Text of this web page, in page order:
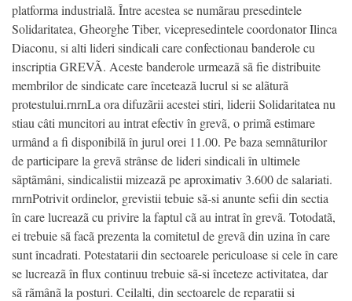
platforma industrialã. Între acestea se numãrau presedintele
Solidaritatea, Gheorghe Tiber, vicepresedintele coordonator Ilinca
Diaconu, si alti lideri sindicali care confectionau banderole cu
inscriptia GREVÃ. Aceste banderole urmeazã sã fie distribuite
membrilor de sindicate care înceteazã lucrul si se alãturã
protestului.rnrnLa ora difuzãrii acestei stiri, liderii Solidaritatea nu
stiau câti muncitori au intrat efectiv în grevã, o primã estimare
urmând a fi disponibilã în jurul orei 11.00. Pe baza semnãturilor
de participare la grevã strânse de lideri sindicali în ultimele
sãptãmâni, sindicalistii mizeazã pe aproximativ 3.600 de salariati.
rnrnPotrivit ordinelor, grevistii tebuie sã-si anunte sefii din sectia
în care lucreazã cu privire la faptul cã au intrat în grevã. Totodatã,
ei trebuie sã facã prezenta la comitetul de grevã din uzina în care
sunt încadrati. Potestatarii din sectoarele periculoase si cele în care
se lucreazã în flux continuu trebuie sã-si înceteze activitatea, dar
sã rãmânã la posturi. Ceilalti, din sectoarele de reparatii si